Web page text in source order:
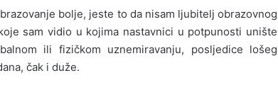
bolje, jeste to da nisam ljubitelj obrazovnog
sam vidio u kojima nastavnici u potpunosti unište
ili fizičkom uznemiravanju, posljedice lošeg
čak i duže.